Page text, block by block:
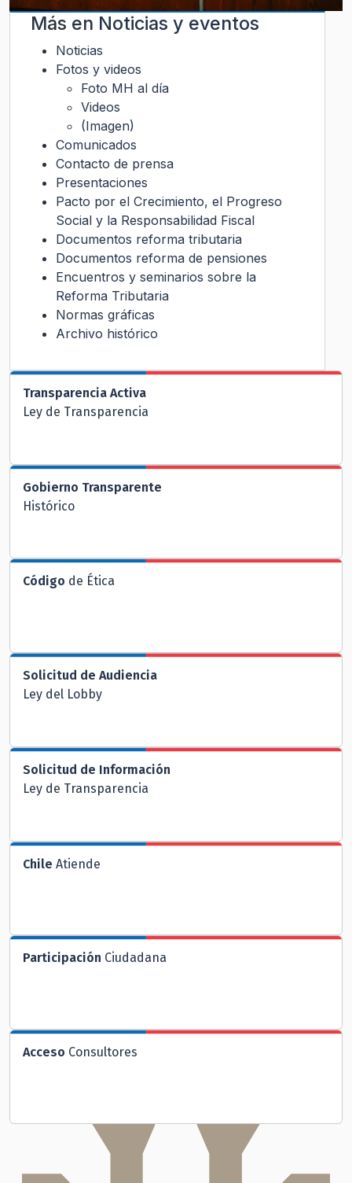
Más en Noticias y eventos
Noticias
Fotos y videos
Foto MH al día
Videos
(Imagen)
Comunicados
Contacto de prensa
Presentaciones
Pacto por el Crecimiento, el Progreso
Social y la Responsabilidad Fiscal
Documentos reforma tributaria
Documentos reforma de pensiones
Encuentros y seminarios sobre la
Reforma Tributaria
Normas gráficas
Archivo histórico
Transparencia Activa
Ley de Transparencia
Gobierno Transparente
Histórico
Código de Ética
Solicitud de Audiencia
Ley del Lobby
Solicitud de Información
Ley de Transparencia
Chile Atiende
Participación Ciudadana
Acceso Consultores